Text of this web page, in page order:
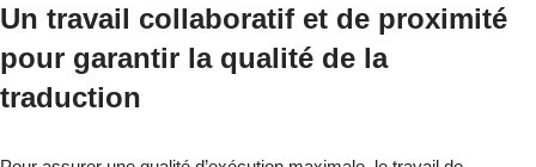
Un travail collaboratif et de proximité
pour garantir la qualité de la
traduction